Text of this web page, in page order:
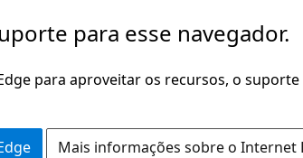
para esse navegador.
para aproveitar os recursos, o
Mais informações sobre o Internet